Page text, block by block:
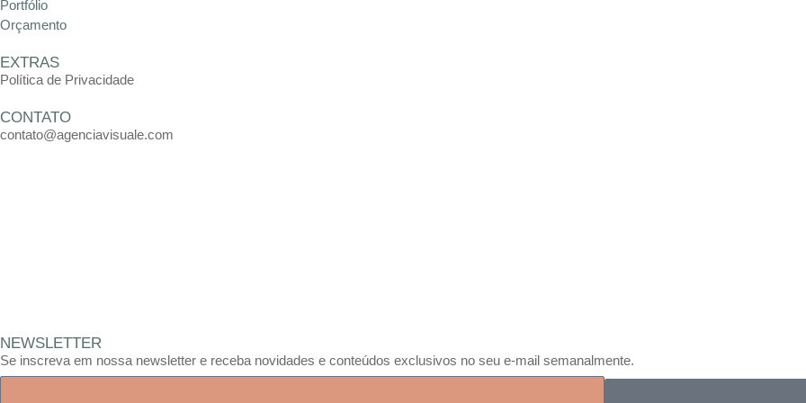
Portfólio
Orçamento
EXTRAS
Política de Privacidade
CONTATO
contato@agenciavisuale.com
NEWSLETTER
Se inscreva em nossa newsletter e receba novidades e conteúdos exclusivos no seu e-mail semanalmente.